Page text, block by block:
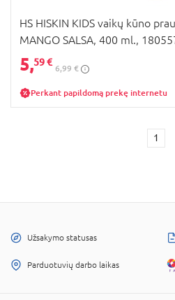
HS HISKIN KIDS vaikų kūno
MANGO SALSA, 400 ml.,
5,59 €
6,99 €
Perkant papildomą prekę internetu
1
Užsakymo statusas
Parduotuvių darbo laikas